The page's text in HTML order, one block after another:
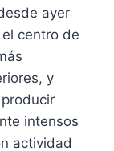
ayer
centro de
y
intensos
actividad